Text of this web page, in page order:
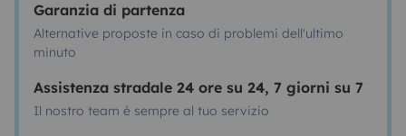
Garanzia di partenza
Alternative proposte in caso di problemi dell'ultimo
minuto
Assistenza stradale 24 ore su 24, 7 giorni su 7
Il nostro team è sempre al tuo servizio